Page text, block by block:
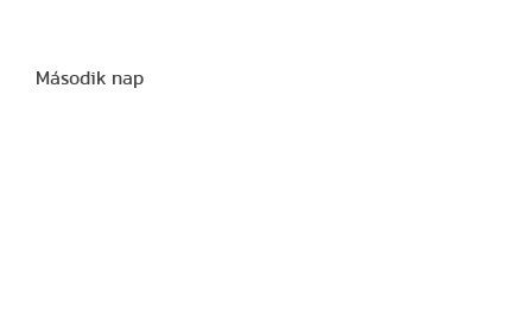
Második nap